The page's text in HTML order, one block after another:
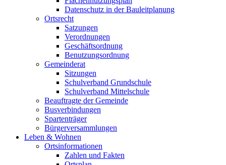
Datenschutz in der Bauleitplanung
Ortsrecht
Satzungen
Verordnungen
Geschäftsordnung
Benutzungsordnung
Gemeinderat
Sitzungen
Schulverband Grundschule
Schulverband Mittelschule
Beauftragte der Gemeinde
Busverbindungen
Spartenträger
Bürgerversammlungen
Leben & Wohnen
Ortsinformationen
Zahlen und Fakten